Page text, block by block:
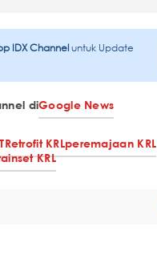
IDX Channeluntuk Update
diGoogle News
Retrofit KRLperemajaan KRL
KRL